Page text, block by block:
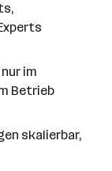
im
Betrieb
skalierbar,